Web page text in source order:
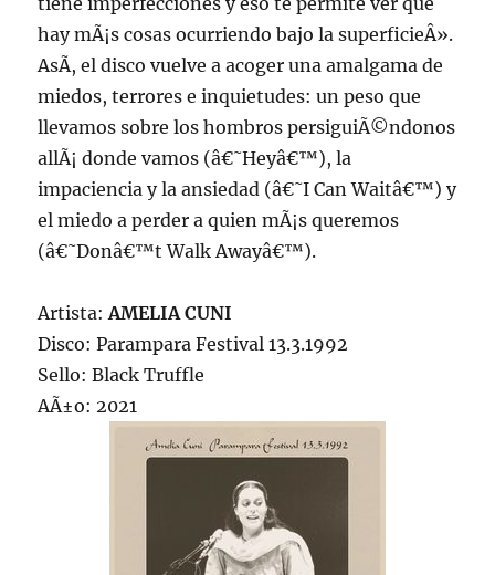
hay mÃ¡s cosas ocurriendo bajo la superficieÂ».
AsÃ­, el disco vuelve a acoger una amalgama de
miedos, terrores e inquietudes: un peso que
llevamos sobre los hombros persiguiÃ©ndonos
allÃ¡ donde vamos (â€˜Heyâ€™), la
impaciencia y la ansiedad (â€˜I Can Waitâ€™) y
el miedo a perder a quien mÃ¡s queremos
(â€˜Donâ€™t Walk Awayâ€™).
Artista:AMELIA CUNI
Disco: Parampara Festival 13.3.1992
Sello: Black Truffle
AÃ±o: 2021